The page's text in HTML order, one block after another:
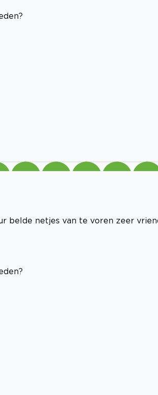
belde netjes van te voren zeer